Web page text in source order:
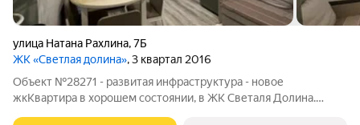
улица Натана Рахлина,7Б
ЖК «Светлая долина», 3 квартал 2016
Объект №28271 - развитая инфраструктура - новое
жкКвартира в хорошем состоянии, в ЖК Светаля Долина.